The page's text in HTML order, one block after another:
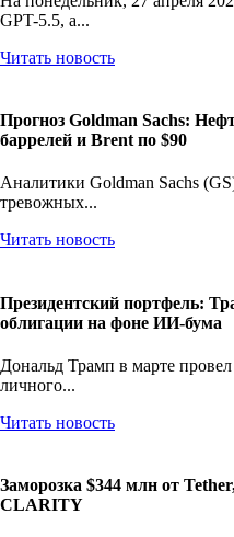
GPT-5.5, а...
Читать новость
Прогноз Goldman Sachs:
баррелей и Brent по $90
Аналитики Goldman Sachs
тревожных...
Читать новость
Президентский портфель:
облигации на фоне ИИ-бума
Дональд Трамп в марте
личного...
Читать новость
Заморозка $344 млн от
CLARITY